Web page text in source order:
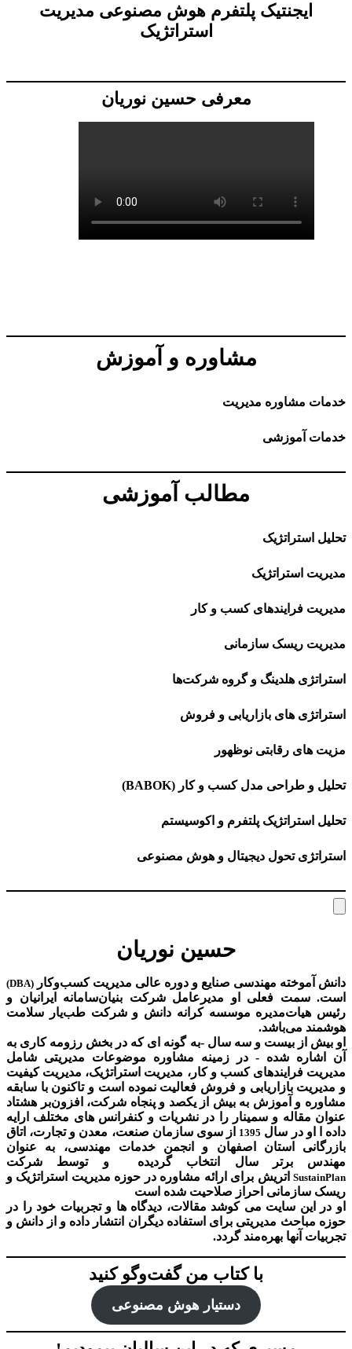
ایجنتیک پلتفرم هوش مصنوعی مدیریت
استراتژیک
معرفی حسین نوریان
مشاوره و آموزش
خدمات مشاوره مدیریت
خدمات آموزشی
مطالب آموزشی
تحلیل استراتژیک
مدیریت استراتژیک
مدیریت فرایندهای کسب و کار
مدیریت ریسک سازمانی
استراتژی هلدینگ و گروه شرکت‌ها
استراتژی های بازاریابی و فروش
مزیت های رقابتی نوظهور
تحلیل و طراحی مدل کسب و کار (BABOK)
تحلیل استراتژیک پلتفرم و اکوسیستم
استراتژی تحول دیجیتال و هوش مصنوعی
حسین نوریان
دانش آموخته مهندسی صنایع و دوره عالی مدیریت کسب‌و‌کار (DBA)
است. سمت فعلی او مدیرعامل شرکت بنیان‌سامانه ایرانیان و
رئیس هیات‌مدیره موسسه کرانه دانش و شرکت طب‌یار سلامت
هوشمند می‌باشد.
او بیش از بیست و سه سال -به گونه ای که در بخش رزومه کاری به
آن اشاره شده - در زمینه مشاوره موضوعات مدیریتی شامل
مدیریت فرایندهای کسب و کار، مدیریت استراتژیک، مدیریت کیفیت
و مدیریت بازاریابی و فروش فعالیت نموده است و تاکنون با سابقه
مشاوره و آموزش به بیش از یکصد و پنجاه شرکت، افزون‌بر هشتاد
عنوان مقاله و سمینار را در نشریات و کنفرانس های مختلف ارایه
داده ا او در سال 1395 از سوی سازمان صنعت، معدن و تجارت، اتاق
بازرگانی استان اصفهان و انجمن خدمات مهندسی، به عنوان
مهندس برتر سال انتخاب گردیده و توسط شرکت
SustainPlan اتریش برای ارائه مشاوره در حوزه مدیریت استراتژیک و
ریسک سازمانی احراز صلاحیت شده است
او در این سایت می کوشد مقالات، دیدگاه ها و تجربیات خود را در
حوزه مباحث مدیریتی برای استفاده دیگران انتشار داده و از دانش و
تجربیات آنها بهره‌مند گردد.
با کتاب من گفت‌‌وگو کنید
دستیار هوش‌ مصنوعی